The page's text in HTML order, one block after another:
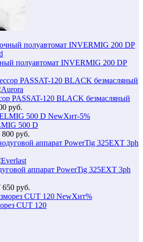
полуавтомат INVERMIG 200 DP
PASSAT-120 BLACK безмасляный
руб.
NewХит-5%
500 D
800 руб.
аппарат PowerTig 325EXT 3ph
650 руб.
NewХит%
CUT 120